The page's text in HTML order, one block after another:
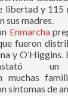
libertad y 115
sus madres.
Enmarcha
fueron
y O’Higgins.
un
muchas
síntomas de